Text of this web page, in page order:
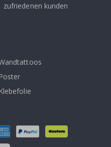
zufriedenen kunden